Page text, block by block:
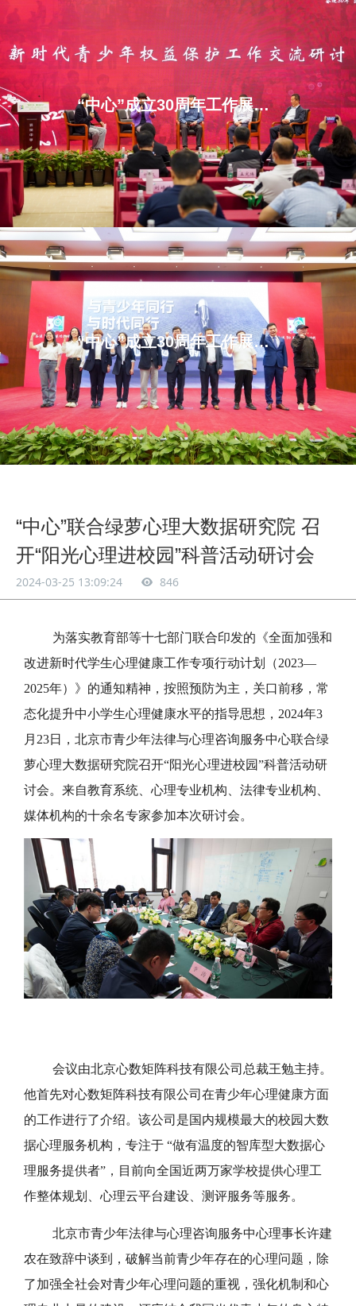
“中心”成立30周年工作展示系列之二
“中心”成立30周年工作展示系列之三
“中心”联合绿萝心理大数据研究院 召
开“阳光心理进校园”科普活动研讨会
2024-03-25 13:09:24 846
为落实教育部等十七部门联合印发的《全面加强和
改进新时代学生心理健康工作专项行动计划（2023—
2025年）》的通知精神，按照预防为主，关口前移，常
态化提升中小学生心理健康水平的指导思想，2024年3
月23日，北京市青少年法律与心理咨询服务中心联合绿
萝心理大数据研究院召开“阳光心理进校园”科普活动研
讨会。来自教育系统、心理专业机构、法律专业机构、
媒体机构的十余名专家参加本次研讨会。
会议由北京心数矩阵科技有限公司总裁王勉主持。
他首先对心数矩阵科技有限公司在青少年心理健康方面
的工作进行了介绍。该公司是国内规模最大的校园大数
据心理服务机构，专注于 “做有温度的智库型大数据心
理服务提供者”，目前向全国近两万家学校提供心理工
作整体规划、心理云平台建设、测评服务等服务。
北京市青少年法律与心理咨询服务中心理事长许建
农在致辞中谈到，破解当前青少年存在的心理问题，除
了加强全社会对青少年心理问题的重视，强化机制和心